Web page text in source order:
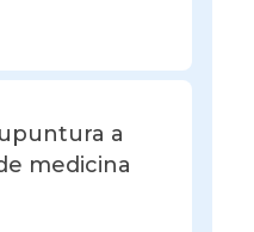
a
medicina